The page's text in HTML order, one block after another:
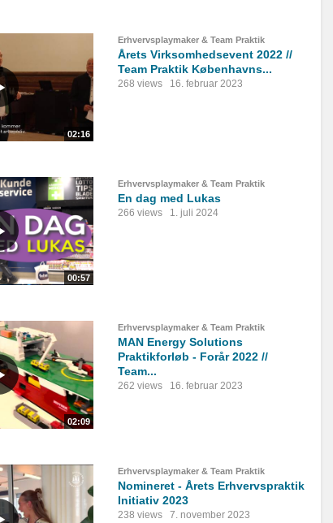
02:16
Erhvervsplaymaker & Team Praktik
Årets Virksomhedsevent 2022 //
Team Praktik Københavns...
268 views 16. februar 2023
00:57
Erhvervsplaymaker & Team Praktik
En dag med Lukas
266 views 1. juli 2024
02:09
Erhvervsplaymaker & Team Praktik
MAN Energy Solutions
Praktikforløb - Forår 2022 //
Team...
262 views 16. februar 2023
Erhvervsplaymaker & Team Praktik
Nomineret - Årets Erhvervspraktik
Initiativ 2023
238 views 7. november 2023